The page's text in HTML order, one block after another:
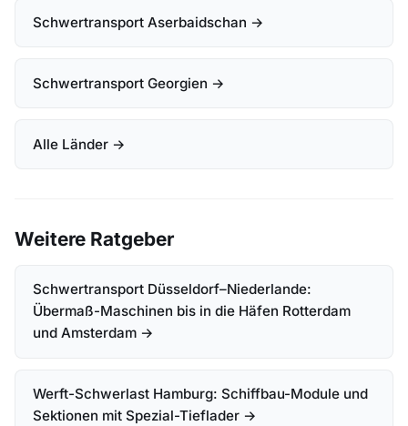
Schwertransport Aserbaidschan →
Schwertransport Georgien →
Alle Länder →
Weitere Ratgeber
Schwertransport Düsseldorf–Niederlande:
Übermaß-Maschinen bis in die Häfen Rotterdam
und Amsterdam →
Werft-Schwerlast Hamburg: Schiffbau-Module und
Sektionen mit Spezial-Tieflader →